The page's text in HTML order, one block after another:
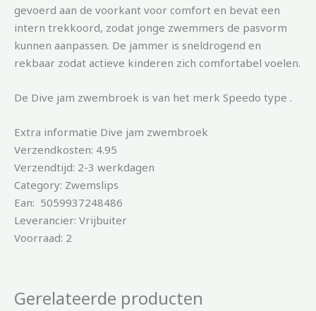
gevoerd aan de voorkant voor comfort en bevat een
intern trekkoord, zodat jonge zwemmers de pasvorm
kunnen aanpassen. De jammer is sneldrogend en
rekbaar zodat actieve kinderen zich comfortabel voelen.
De Dive jam zwembroek is van het merk Speedo type .
Extra informatie Dive jam zwembroek
Verzendkosten: 4.95
Verzendtijd: 2-3 werkdagen
Category: Zwemslips
Ean: 5059937248486
Leverancier: Vrijbuiter
Voorraad: 2
Gerelateerde producten